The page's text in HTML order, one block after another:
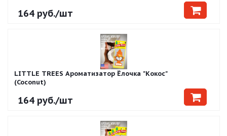
164 руб./шт
LITTLE TREES Ароматизатор Ёлочка "Кокос"
(Coconut)
164 руб./шт